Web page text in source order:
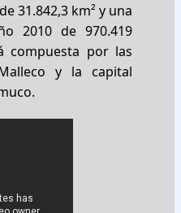
31.842,3 km² y una
2010 de 970.419
compuesta por las
y la capital